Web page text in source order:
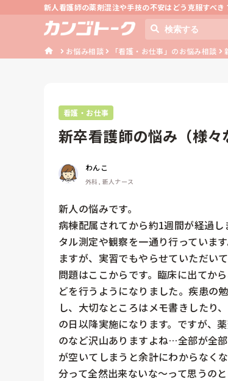
新人看護師の薬剤混注や手技の不安はどう克服すべき
お悩み相談 「看護・お仕事」のお悩み相談
看護・お仕事
新卒看護師の悩み（様々
わんこ
外科, 新人ナース
新人の悩みです。
病棟配属されてから約1週間が経過
タル測定や観察を一通り行っていま
ますが、実習でもやらせていただい
問題はここからです。臨床に出てか
どを行うようになりました。疾患の
し、大切なところはメモ書きしたり
の日以降実施になります。ですが、
のなど沢山ありますよね…全部が全
が空いてしまうと余計にわからなく
分って全然出来ないな〜って思うの